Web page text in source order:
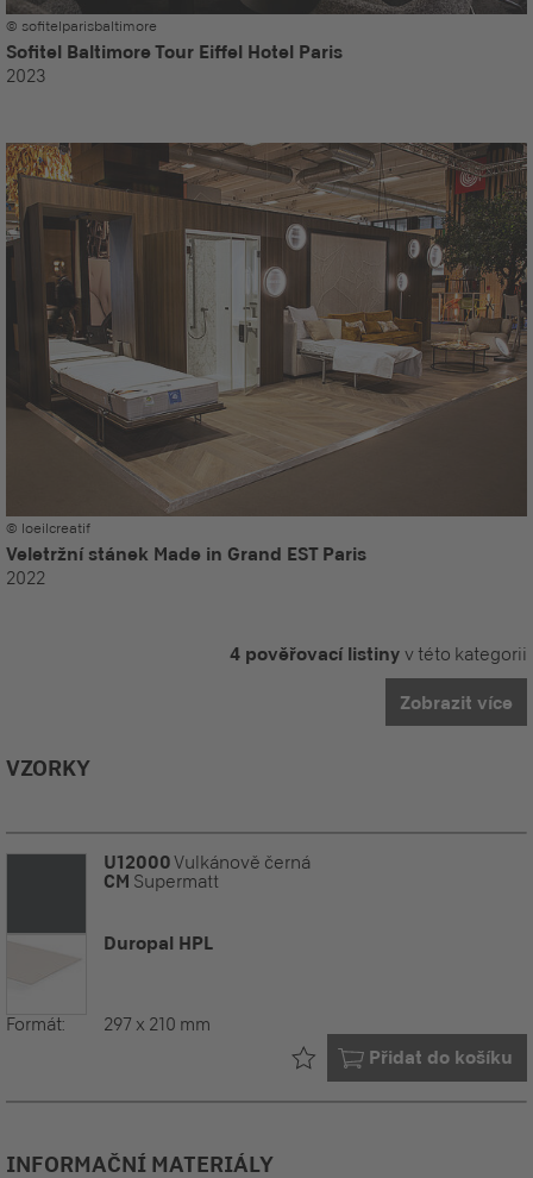
© sofitelparisbaltimore
Sofitel Baltimore Tour Eiffel Hotel Paris
2023
© loeilcreatif
Veletržní stánek Made in Grand EST Paris
2022
4 pověřovací listiny v této kategorii
Zobrazit více
VZORKY
U12000Vulkánově černá
CM Supermatt
Duropal HPL
Formát: 297 x 210 mm
Přidat do košíku
Již ve vašem
INFORMAČNÍ MATERIÁLY